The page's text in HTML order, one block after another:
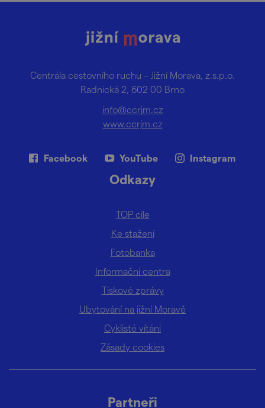
Centrála cestovního ruchu – Jižní Morava, z.s.p.o.
Radnická 2, 602 00 Brno
info@ccrjm.cz
www.ccrjm.cz
Facebook YouTube Instagram
Odkazy
TOP cíle
Ke stažení
Fotobanka
Informační centra
Tiskové zprávy
Ubytování na jižní Moravě
Cyklisté vítáni
Zásady cookies
Partneři